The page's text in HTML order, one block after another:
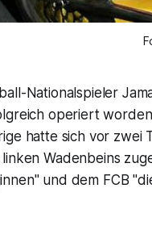
Nationalspieler
operiert
hatte sich vor zwei
Wadenbeins
und dem FCB